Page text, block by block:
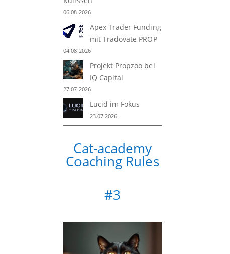
06.08.2026
Apex Trader Funding
mit Tradovate PROP
04.08.2026
Projekt Propzoo bei
IQ Capital
27.07.2026
Lucid im Fokus
23.07.2026
Cat-academy
Coaching Rules
#3